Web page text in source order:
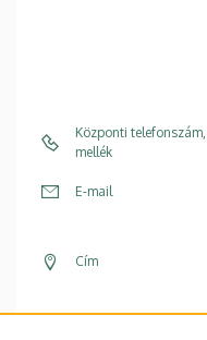
Központi telefonszám,
mellék
E-mail
Cím